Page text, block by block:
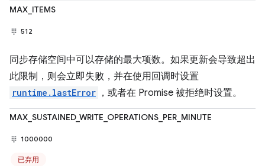
MAX_ITEMS
512
同步存储空间中可以存储的最大项数。如果更新会导致超出
此限制，则会立即失败，并在使用回调时设置
runtime.lastError ，或者在 Promise 被拒绝时设置。
MAX_SUSTAINED_WRITE_OPERATIONS_PER_MINUTE
1000000
已弃用